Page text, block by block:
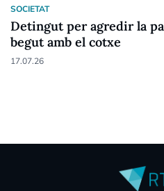
SOCIETAT
Detingut per agredir la
begut amb el cotxe
17.07.26